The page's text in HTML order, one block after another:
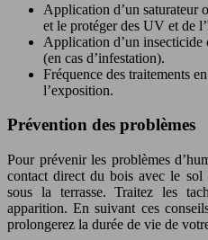
Application d’un saturateur
et le protéger des UV et de
Application d’un insecticide
(en cas d’infestation).
Fréquence des traitements
l’exposition.
Prévention des problèmes
Pour prévenir les problèmes
contact direct du bois avec le sol
sous la terrasse. Traitez les
apparition. En suivant ces
prolongerez la durée de vie de